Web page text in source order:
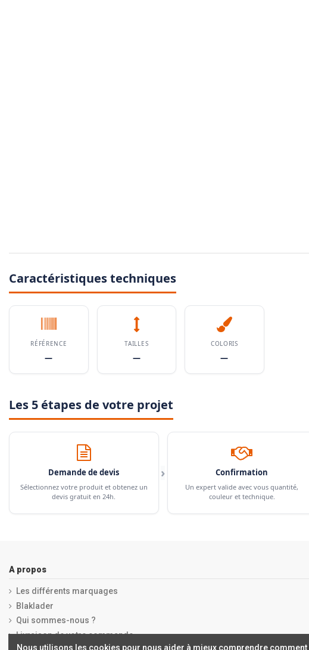
Caractéristiques techniques
RÉFÉRENCE
—
TAILLES
—
COLORIS
—
Les 5 étapes de votre projet
Demande de devis
Sélectionnez votre produit et obtenez un
devis gratuit en 24h.
› Confirmation
Un expert valide avec vous quantité,
couleur et technique.
A propos
Les différents marquages
Blaklader
Qui sommes-nous ?
Livraison de votre commande
Nous utilisons les cookies pour nous aider à mieux comprendre